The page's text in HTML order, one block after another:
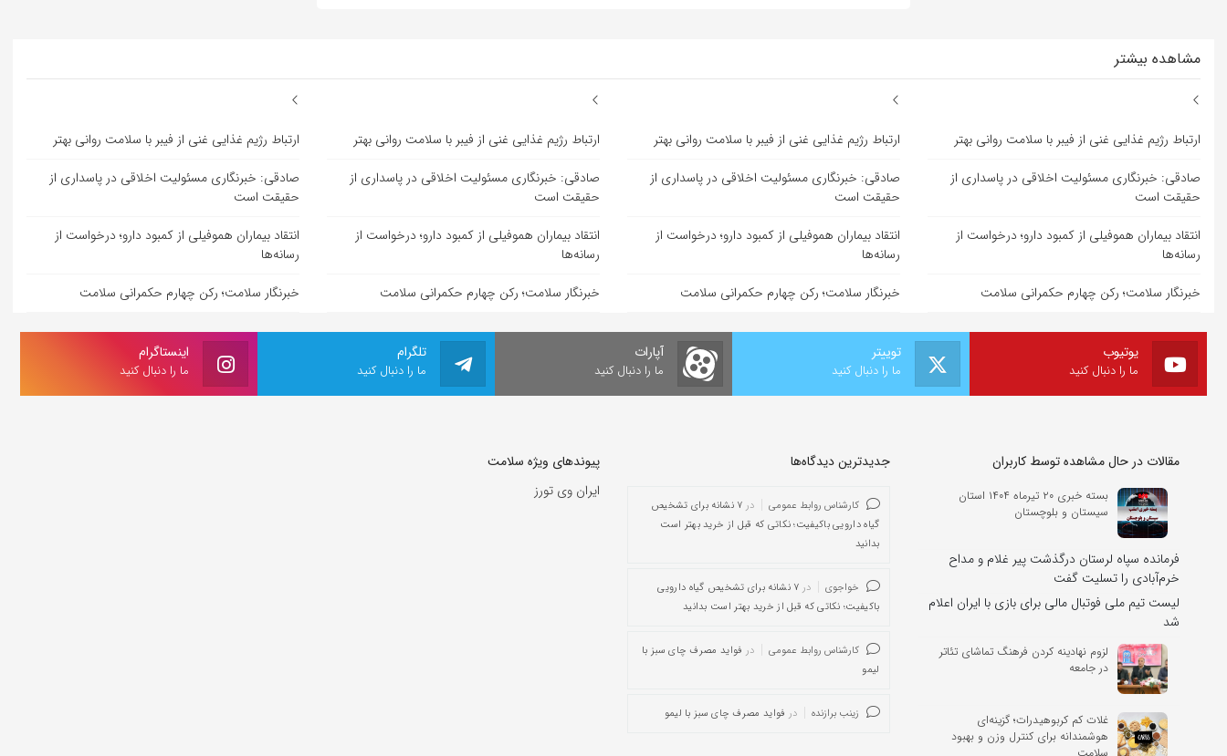
مشاهده بیشتر
ارتباط رژیم غذایی غنی از فیبر با سلامت روانی بهتر
صادقی: خبرنگاری مسئولیت اخلاقی در پاسداری از
حقیقت است
انتقاد بیماران هموفیلی از کمبود دارو؛ درخواست از
رسانه‌ها
خبرنگار سلامت؛ رکن چهارم حکمرانی سلامت
ارتباط رژیم غذایی غنی از فیبر با سلامت روانی بهتر
صادقی: خبرنگاری مسئولیت اخلاقی در پاسداری از
حقیقت است
انتقاد بیماران هموفیلی از کمبود دارو؛ درخواست از
رسانه‌ها
خبرنگار سلامت؛ رکن چهارم حکمرانی سلامت
ارتباط رژیم غذایی غنی از فیبر با سلامت روانی بهتر
صادقی: خبرنگاری مسئولیت اخلاقی در پاسداری از
حقیقت است
انتقاد بیماران هموفیلی از کمبود دارو؛ درخواست از
رسانه‌ها
خبرنگار سلامت؛ رکن چهارم حکمرانی سلامت
ارتباط رژیم غذایی غنی از فیبر با سلامت روانی بهتر
صادقی: خبرنگاری مسئولیت اخلاقی در پاسداری از
حقیقت است
انتقاد بیماران هموفیلی از کمبود دارو؛ درخواست از
رسانه‌ها
خبرنگار سلامت؛ رکن چهارم حکمرانی سلامت
اینستاگرام
ما را دنبال کنید
تلگرام
ما را دنبال کنید
آپارات
ما را دنبال کنید
توییتر
ما را دنبال کنید
یوتیوب
ما را دنبال کنید
مقالات در حال مشاهده توسط کاربران
بسته خبری ۲۰ تیرماه ۱۴۰۴ استان
سیستان و بلوچستان
فرمانده سپاه لرستان درگذشت پیر غلام و مداح
خرم‌آبادی را تسلیت گفت
لیست تیم ملی فوتبال مالی برای بازی با ایران اعلام
شد
لزوم نهادینه کردن فرهنگ تماشای تئاتر
در جامعه
غلات کم کربوهیدرات؛ گزینه‌ای
هوشمندانه برای کنترل وزن و بهبود
جدیدترین دیدگاه‌‌ها
کارشناس روابط عمومی در
۷ نشانه برای تشخیص
گیاه دارویی باکیفیت؛ نکاتی که قبل از خرید بهتر است
بدانید
خواجوی در
۷ نشانه برای تشخیص گیاه دارویی
باکیفیت؛ نکاتی که قبل از خرید بهتر است بدانید
کارشناس روابط عمومی در فواید مصرف چای سبز با
لیمو
زینب برازنده در فواید مصرف چای سبز با لیمو
پیوندهای ویژه سلامت
ایران وی تورز